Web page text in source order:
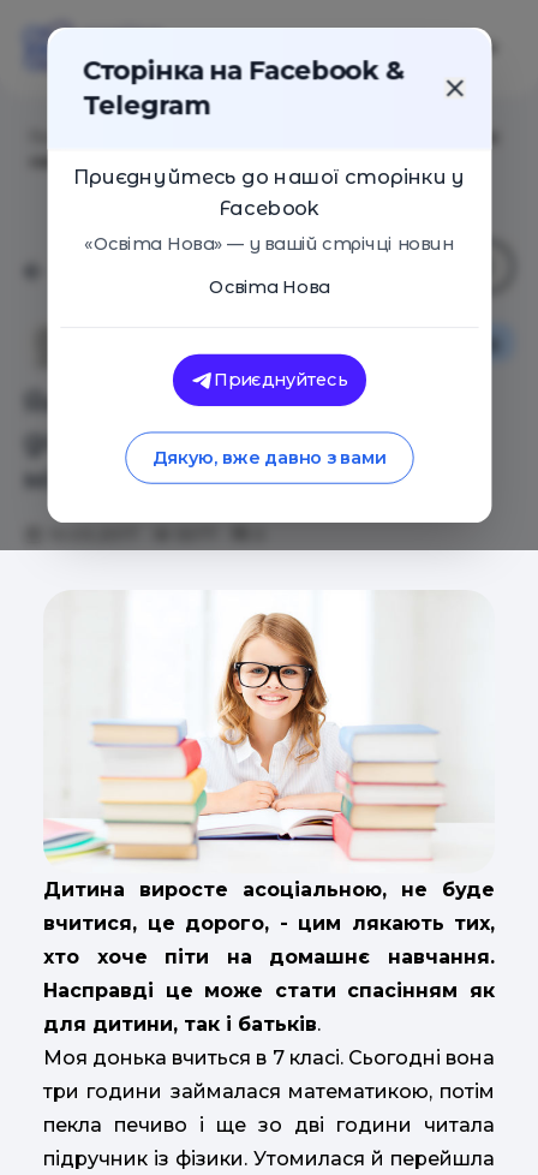
Як я перевела доньку на
домашнє навчання. Плюси й
мінуси хоумскулінга
Дитина виросте асоціальною, не буде
вчитися, це дорого, - цим лякають тих,
хто хоче піти на домашнє навчання.
Насправді це може стати спасінням як
для дитини, так і батьків.
Моя донька вчиться в 7 класі. Сьогодні вона
три години займалася математикою, потім
пекла печиво і ще зо дві години читала
підручник із фізики. Утомилася й перейшла
Сторінка на Facebook &
Telegram
Приєднуйтесь до нашої сторінки у
Facebook
«Освіта Нова» — у вашій стрічці новин
Освіта Нова
Приєднуйтесь
Дякую, вже давно з вами